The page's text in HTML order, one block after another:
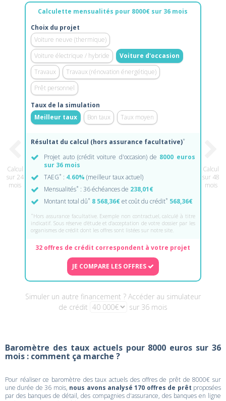
Calcul
sur 24
mois
Calculette mensualités pour 8000€ sur 36 mois
Choix du projet
Voiture neuve (thermique)
Voiture électrique / hybride
Voiture d'occasion
Travaux
Travaux (rénovation énergétique)
Prêt personnel
Taux de la simulation
Meilleur taux
Bon taux Taux moyen
Résultat du calcul (hors assurance facultative)*
Projet auto (crédit voiture d'occasion) de 8000 euros
sur 36 mois
TAEG* : 4.60% (meilleur taux actuel)
Mensualités* : 36 échéances de 238,01€
Montant total dû* 8 568,36€et coût du crédit* 568,36€
* Hors assurance facultative. Exemple non contractuel, calculé à titre
indicatif. Sous réserve d'étude et d'acceptation de votre dossier par les
organismes de crédit dont les offres sont listées sur notre site.
32 offres de crédit correspondent à votre projet
JE COMPARE LES OFFRES
Simuler un autre financement ? Accéder au simulateur
de crédit
sur 36 mois
Calcul
sur 48
mois
Baromètre des taux actuels pour 8000 euros sur 36
mois : comment ça marche ?
Pour réaliser ce baromètre des taux actuels des offres de prêt de 8000€ sur
une durée de 36 mois, nous avons analysé 170 offres de prêt proposées
par des banques de détail, des compagnies d'assurance, des banques en ligne